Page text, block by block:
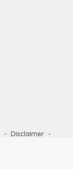
Disclaimer